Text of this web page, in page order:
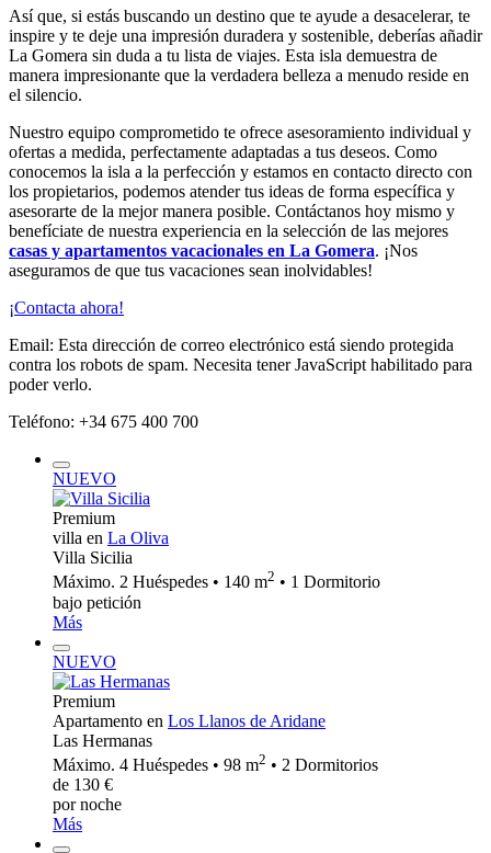
Así que, si estás buscando un destino que te ayude a desacelerar, te
inspire y te deje una impresión duradera y sostenible, deberías añadir
La Gomera sin duda a tu lista de viajes. Esta isla demuestra de
manera impresionante que la verdadera belleza a menudo reside en
el silencio.
Nuestro equipo comprometido te ofrece asesoramiento individual y
ofertas a medida, perfectamente adaptadas a tus deseos. Como
conocemos la isla a la perfección y estamos en contacto directo con
los propietarios, podemos atender tus ideas de forma específica y
asesorarte de la mejor manera posible. Contáctanos hoy mismo y
benefíciate de nuestra experiencia en la selección de las mejores
casas y apartamentos vacacionales en La Gomera. ¡Nos
aseguramos de que tus vacaciones sean inolvidables!
¡Contacta ahora!
Email: Esta dirección de correo electrónico está siendo protegida
contra los robots de spam. Necesita tener JavaScript habilitado para
poder verlo.
Teléfono: +34 675 400 700
NUEVO
Premium
villa en La Oliva
Villa Sicilia
Máximo. 2 Huéspedes • 140 m2 • 1 Dormitorio
bajo petición
Más
NUEVO
Premium
Apartamento en Los Llanos de Aridane
Las Hermanas
Máximo. 4 Huéspedes • 98 m2 • 2 Dormitorios
de 130 €
por noche
Más